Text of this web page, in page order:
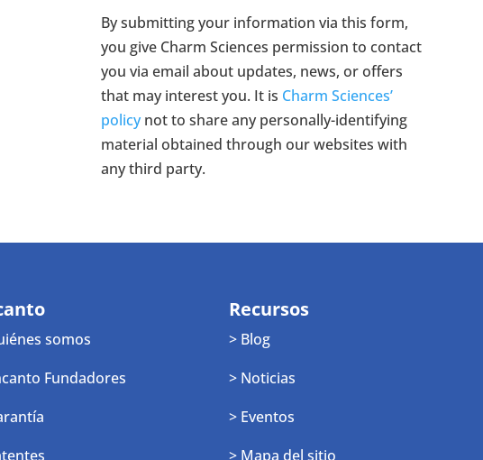
By submitting your information via this form,
you give Charm Sciences permission to contact
you via email about updates, news, or offers
that may interest you. It is Charm Sciences’
policynot to share any personally-identifying
material obtained through our websites with
any third party.
somos
Fundadores
Recursos
> Blog
> Noticias
> Eventos
> Mapa del sitio